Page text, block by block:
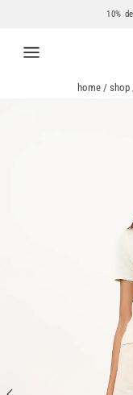
10%
home/ shop